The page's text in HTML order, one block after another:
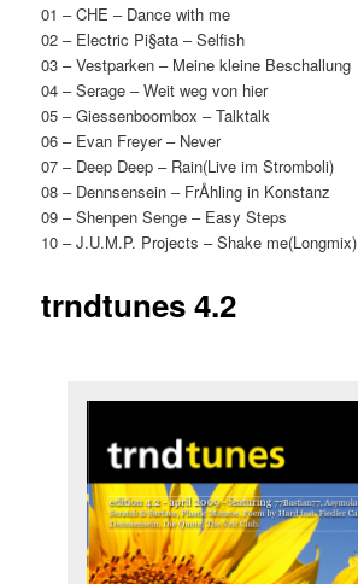
01 – CHE – Dance with me
02 – Electric Pi§ata – Selfish
03 – Vestparken – Meine kleine Beschallung
04 – Serage – Weit weg von hier
05 – Giessenboombox – Talktalk
06 – Evan Freyer – Never
07 – Deep Deep – Rain(Live im Stromboli)
08 – Dennsensein – FrÅhling in Konstanz
09 – Shenpen Senge – Easy Steps
10 – J.U.M.P. Projects – Shake me(Longmix)
trndtunes 4.2